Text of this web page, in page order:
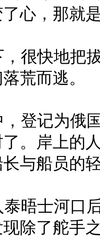
了心，那就
很快地把
荒而逃。
登记为俄
。岸上的
与船员的
晤士河口
除了舵手